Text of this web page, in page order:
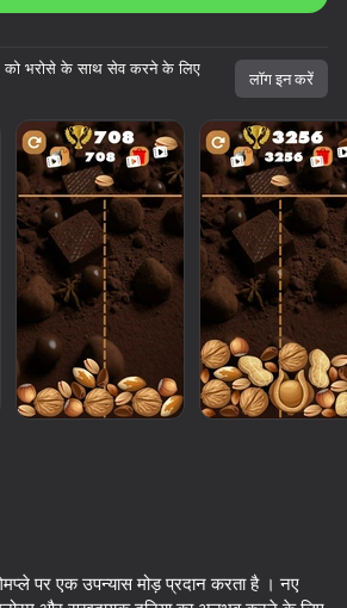
DesignVille: Merge & Design
Sofia's Wedding story
Call
को भरोसे के साथ सेव करने के लिए
लॉग इन करें
पर एक उपन्यास मोड़ प्रदान करता है । नए